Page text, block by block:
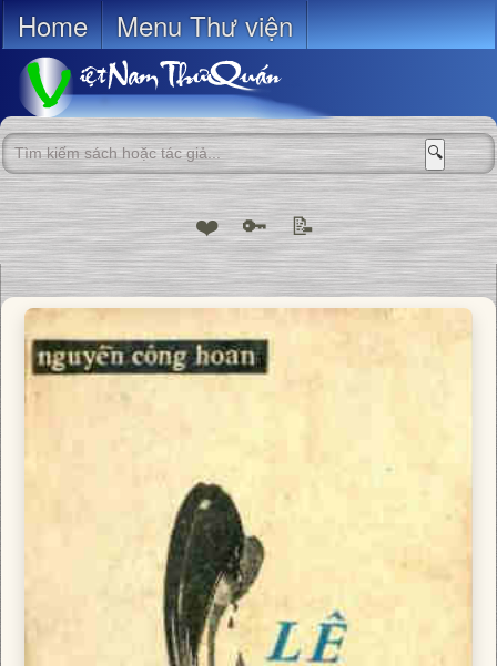
Home Menu Thư viện
🔍
❤️ 🔑 📝